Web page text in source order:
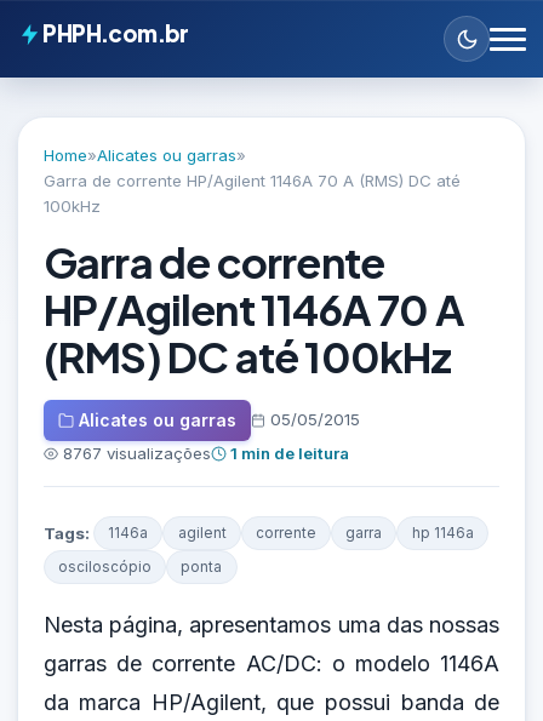
PHPH.com.br
Home»Alicates ou garras»
Garra de corrente HP/Agilent 1146A 70 A (RMS) DC até
100kHz
Garra de corrente
HP/Agilent 1146A 70 A
(RMS) DC até 100kHz
Alicates ou garras
05/05/2015
8767 visualizações
1 min de leitura
Tags: 1146a agilent corrente garra hp 1146a
osciloscópio ponta
Nesta página, apresentamos uma das nossas
garras de corrente AC/DC: o modelo 1146A
da marca HP/Agilent, que possui banda de